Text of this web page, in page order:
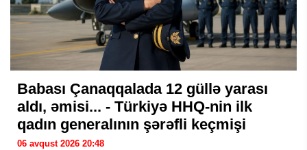
Babası Çanaqqalada 12 güllə yarası
aldı, əmisi... - Türkiyə HHQ-nin ilk
qadın generalının şərəfli keçmişi
06 avqust 2026 20:48